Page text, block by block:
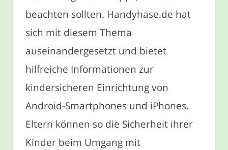
beachten sollten. Handyhase.de hat
sich mit diesem Thema
auseinandergesetzt und bietet
hilfreiche Informationen zur
kindersicheren Einrichtung von
Android-Smartphones und iPhones.
Eltern können so die Sicherheit ihrer
Kinder beim Umgang mit